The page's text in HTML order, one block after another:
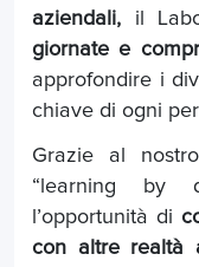
aziendali, il
giornate e
approfondire i
chiave di ogni
Grazie al
“learning by
l’opportunità di
con altre realtà